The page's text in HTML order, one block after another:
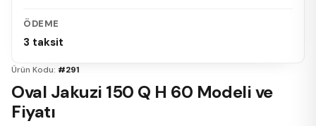
ÖDEME
3 taksit
Ürün Kodu: #291
Oval Jakuzi 150 Q H 60 Modeli ve
Fiyatı